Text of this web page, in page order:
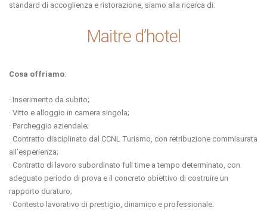
standard di accoglienza e ristorazione, siamo alla ricerca di:
Maitre d’hotel
Cosa offriamo:
· Inserimento da subito;
· Vitto e alloggio in camera singola;
· Parcheggio aziendale;
· Contratto disciplinato dal CCNL Turismo, con retribuzione commisurata
all’esperienza;
· Contratto di lavoro subordinato full time a tempo determinato, con
adeguato periodo di prova e il concreto obiettivo di costruire un
rapporto duraturo;
· Contesto lavorativo di prestigio, dinamico e professionale.